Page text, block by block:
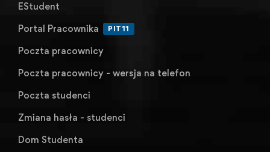
EStudent
Portal Pracownika
PIT11
Poczta pracownicy
Poczta pracownicy - wersja na telefon
Poczta studenci
Zmiana hasła - studenci
Dom Studenta